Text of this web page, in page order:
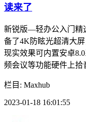
读来了
新锐版—轻办公入门精
备了4K防眩光超清大
现实效果可内置安卓
频会议等功能硬件上拾
栏目: Maxhub
2023-01-18 16:01:55